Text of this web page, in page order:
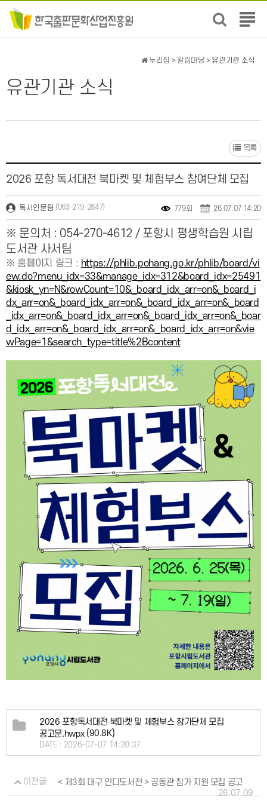
전
뉴
유관기관 소식
누리집 > 알림마당 > 유관기관 소식
목록
2026 포항 독서대전 북마켓 및 체험부스 참여단체 모집
독서인문팀 (063-219-2847) 779회 26.07.07 14:20
※ 문의처 : 054-270-4612 / 포항시 평생학습원 시립
도서관 사서팀
※ 홈페이지 링크 : https://phlib.pohang.go.kr/phlib/board/vi
ew.do?menu_idx=33&manage_idx=312&board_idx=25491
&kiosk_yn=N&rowCount=10&_board_idx_arr=on&_board_i
dx_arr=on&_board_idx_arr=on&_board_idx_arr=on&_board
_idx_arr=on&_board_idx_arr=on&_board_idx_arr=on&_boar
d_idx_arr=on&_board_idx_arr=on&_board_idx_arr=on&vie
wPage=1&search_type=title%2Bcontent
2026 포항독서대전 북마켓 및 체험부스 참가단체 모집
공고문.hwpx(90.8K)
DATE : 2026-07-07 14:20:37
이전글
< 제3회 대구 인디도서전 > 공동관 참가 지원 모집 공고
26.07.09